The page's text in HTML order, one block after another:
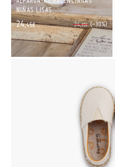
NIÑAS LISAS
34,95€ (-30%)
24,46€